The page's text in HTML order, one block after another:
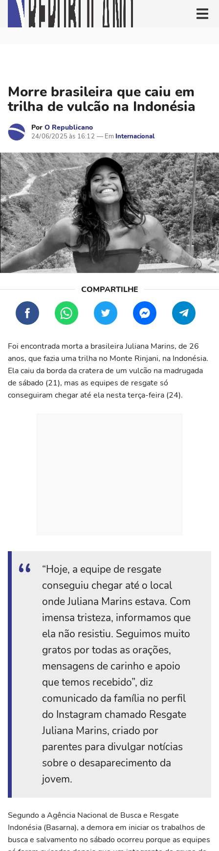
Morre brasileira que caiu em
trilha de vulcão na Indonésia
Por O Republicano
24/06/2025 às 16:12 Internacional
Foi encontrada morta a brasileira Juliana Marins, de 26
anos, que fazia uma trilha no Monte Rinjani, na Indonésia.
Ela caiu da borda da cratera de um vulcão na madrugada
de sábado (21), mas as equipes de resgate só
conseguiram chegar até ela nesta terça-feira (24).
“Hoje, a equipe de resgate
conseguiu chegar até o local
onde Juliana Marins estava. Com
imensa tristeza, informamos que
ela não resistiu. Seguimos muito
gratos por todas as orações,
mensagens de carinho e apoio
que temos recebido”, diz
comunicado da família no perfil
do Instagram chamado Resgate
Juliana Marins, criado por
parentes para divulgar notícias
sobre o desaparecimento da
jovem.
Segundo a Agência Nacional de Busca e Resgate
Indonésia (Basarna), a demora em iniciar os trabalhos de
busca e salvamento no sábado ocorreu porque as equipes